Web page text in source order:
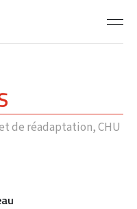
de réadaptation, CHU